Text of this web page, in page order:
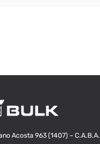
Acosta 963 (1407) – C.A.B.A.